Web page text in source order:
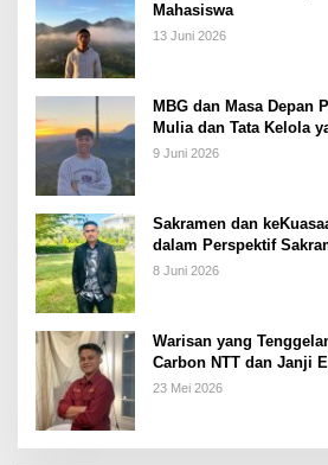
Mahasiswa
13 Juni 2026
MBG dan Masa Depan
Mulia dan Tata Kelola
9 Juni 2026
Sakramen dan
dalam Perspektif
8 Juni 2026
Warisan yang
Carbon NTT dan Janji
Ditunaikan
23 Mei 2026